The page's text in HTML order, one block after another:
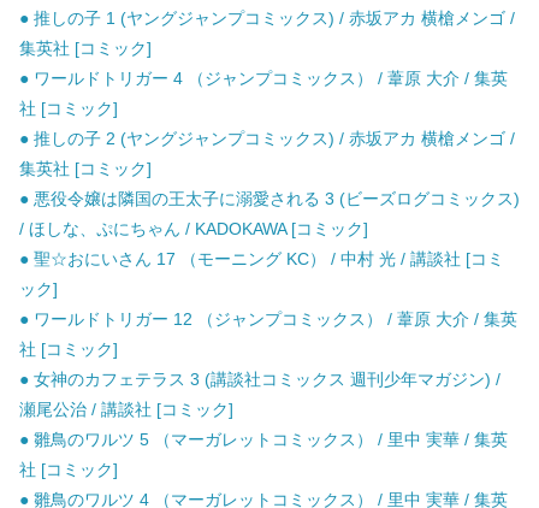
● 推しの子 1 (ヤングジャンプコミックス) / 赤坂アカ 横槍メンゴ /
集英社 [コミック]
● ワールドトリガー 4 （ジャンプコミックス） / 葦原 大介 / 集英
社 [コミック]
● 推しの子 2 (ヤングジャンプコミックス) / 赤坂アカ 横槍メンゴ /
集英社 [コミック]
● 悪役令嬢は隣国の王太子に溺愛される 3 (ビーズログコミックス)
/ ほしな、ぷにちゃん / KADOKAWA [コミック]
● 聖☆おにいさん 17 （モーニング KC） / 中村 光 / 講談社 [コミ
ック]
● ワールドトリガー 12 （ジャンプコミックス） / 葦原 大介 / 集英
社 [コミック]
● 女神のカフェテラス 3 (講談社コミックス 週刊少年マガジン) /
瀬尾公治 / 講談社 [コミック]
● 雛鳥のワルツ 5 （マーガレットコミックス） / 里中 実華 / 集英
社 [コミック]
● 雛鳥のワルツ 4 （マーガレットコミックス） / 里中 実華 / 集英